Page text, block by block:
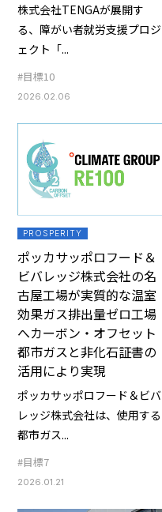
株式会社TENGAが展開す
る、障がい者就労支援プロジ
ェクト「...
#目標10
2026.02.06
PROSPERITY
ポッカサッポロフード＆
ビバレッジ株式会社の名
古屋工場が実質的な温室
効果ガス排出量ゼロ工場
へカーボン・オフセット
都市ガスと非化石証書の
活用により実現
ポッカサッポロフード＆ビバ
レッジ株式会社は、使用する
都市ガス...
#目標7
2026.01.21